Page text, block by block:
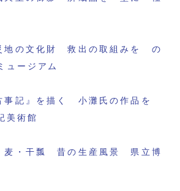
地の文化財 救出の取組みを の
ュージアム
事記』を描く 小灘氏の作品を
美術館
麦・干瓢 昔の生産風景 県立博